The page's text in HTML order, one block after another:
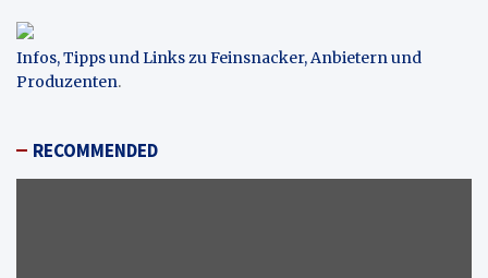
Infos, Tipps und Links zu Feinsnacker, Anbietern und
Produzenten.
RECOMMENDED